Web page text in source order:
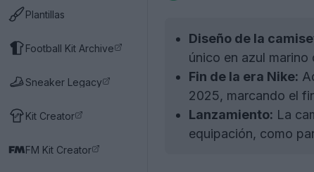
Plantillas
Football Kit Archive
Sneaker Legacy
Kit Creator
FM Kit Creator
Diseño de la
único en azul
Fin de la era Nike:
2025, marcando el
Lanzamiento: La
equipación, como